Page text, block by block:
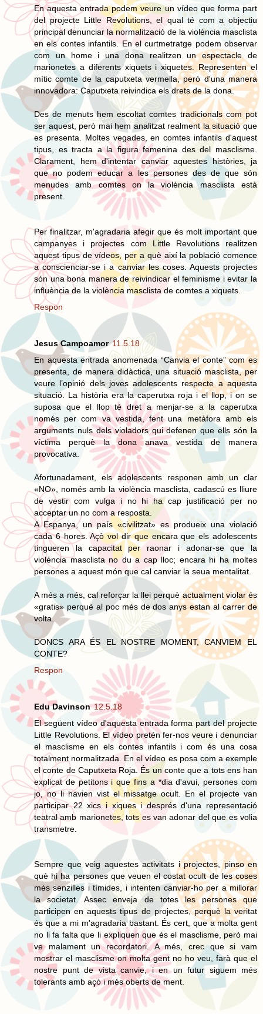
En aquesta entrada podem veure un vídeo que forma part
del projecte Little Revolutions, el qual té com a objectiu
principal denunciar la normalització de la violència masclista
en els contes infantils. En el curtmetratge podem observar
com un home i una dona realitzen un espectacle de
marionetes a diferents xiquets i xiquetes. Representen el
mític comte de la caputxeta vermella, però d'una manera
innovadora: Caputxeta reivindica els drets de la dona.
Des de menuts hem escoltat comtes tradicionals com pot
ser aquest, però mai hem analitzat realment la situació que
es presenta. Moltes vegades, en comtes infantils d'aquest
tipus, es tracta a la figura femenina des del masclisme.
Clarament, hem d'intentar canviar aquestes històries, ja
que no podem educar a les persones des de que són
menudes amb comtes on la violència masclista està
present.
Per finalitzar, m'agradaria afegir que és molt important que
campanyes i projectes com Little Revolutions realitzen
aquest tipus de vídeos, per a què així la població comence
a conscienciar-se i a canviar les coses. Aquests projectes
són una bona manera de reivindicar el feminisme i evitar la
influència de la violència masclista de comtes a xiquets.
Respon
Jesus Campoamor 11.5.18
En aquesta entrada anomenada “Canvia el conte” com es
presenta, de manera didàctica, una situació masclista, per
veure l’opinió dels joves adolescents respecte a aquesta
situació. La història era la caperutxa roja i el llop, i on se
suposa que el llop té dret a menjar-se a la caperutxa
només per com va vestida, fent una metàfora amb els
arguments nuls dels violadors qui defenen que ells són la
víctima perquè la dona anava vestida de manera
provocativa.
Afortunadament, els adolescents responen amb un clar
«NO», només amb la violència masclista, cadascú es lliure
de vestir com vulga i no hi ha cap justificació per no
acceptar un no com a resposta.
A Espanya, un país «civilitzat» es produeix una violació
cada 6 hores. Açò vol dir que encara que els adolescents
tingueren la capacitat per raonar i adonar-se que la
violència masclista no du a cap lloc; encara hi ha moltes
persones a aquest món que cal canviar la seua mentalitat.
A més a més, cal reforçar la llei perquè actualment violar és
«gratis» perquè al poc més de dos anys estan al carrer de
volta.
DONCS ARA ÉS EL NOSTRE MOMENT, CANVIEM EL
CONTE?
Respon
Edu Davinson 12.5.18
El següent vídeo d'aquesta entrada forma part del projecte
Little Revolutions. El vídeo pretén fer-nos veure i denunciar
el masclisme en els contes infantils i com és una cosa
totalment normalitzada. En el vídeo es posa com a exemple
el conte de Caputxeta Roja. És un conte que a tots ens han
explicat de petitons i que fins a *dia d'avui, persones com
jo, no li havien vist el missatge ocult. En el projecte van
participar 22 xics i xiques i després d'una representació
teatral amb marionetes, tots es van adonar del que es volia
transmetre.
Sempre que veig aquestes activitats i projectes, pinso en
què hi ha persones que veuen el costat ocult de les coses
més senzilles i tímides, i intenten canviar-ho per a millorar
la societat. Assec enveja de totes les persones que
participen en aquests tipus de projectes, perquè la veritat
és que a mi m'agradaria bastant. És cert, que a molta gent
no li fa falta que li expliquen que és el masclisme, però mai
ve malament un recordatori. A més, crec que si vam
mostrar el masclisme on molta gent no ho veu, farà que el
nostre punt de vista canvie, i en un futur siguem més
tolerants amb açò i més oberts de ment.